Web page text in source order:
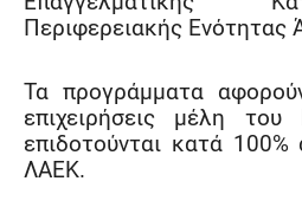
Περιφερειακής Ενότητας
Τα προγράμματα
επιχειρήσεις μέλη του
επιδοτούνται κατά
ΛΑΕΚ.